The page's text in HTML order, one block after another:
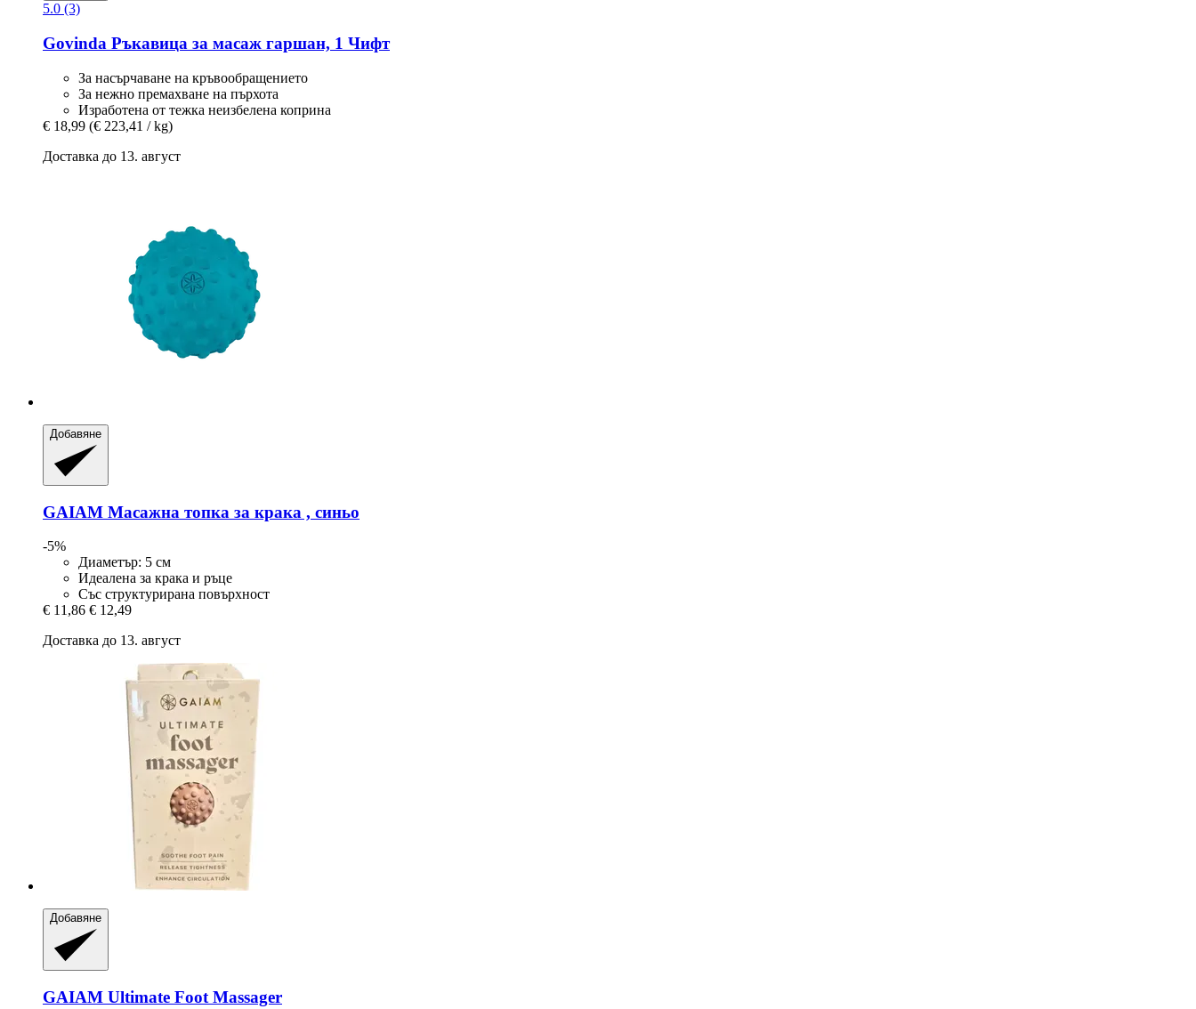
5.0 (3)
Govinda Ръкавица за масаж гаршан, 1 Чифт
За насърчаване на кръвообращението
За нежно премахване на пърхота
Изработена от тежка неизбелена коприна
€ 18,99 (€ 223,41 / kg)
Доставка до 13. август
Добавяне
GAIAM Масажна топка за крака , синьо
-5%
Диаметър: 5 см
Идеалена за крака и ръце
Със структурирана повърхност
€ 11,86 € 12,49
Доставка до 13. август
Добавяне
GAIAM Ultimate Foot Massager